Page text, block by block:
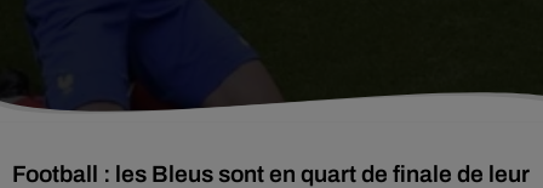
Football : les Bleus sont en quart de finale de leur